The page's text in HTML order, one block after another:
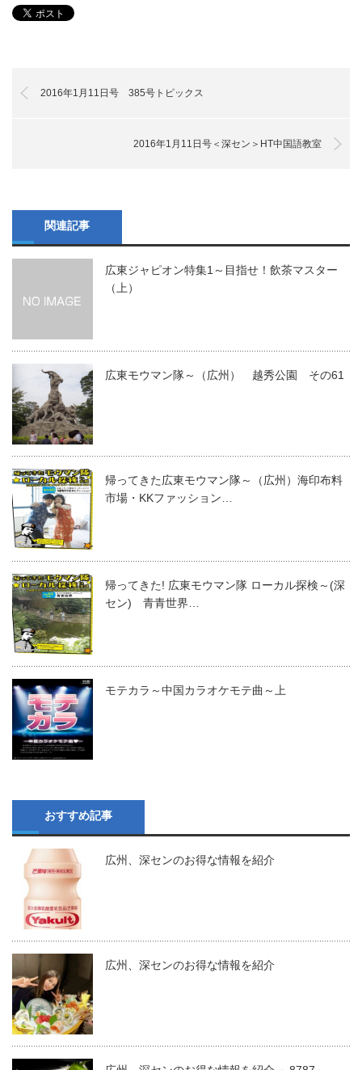
2016年1月11日号 385号トピックス
2016年1月11日号＜深セン＞HT中国語教室
関連記事
広東ジャピオン特集1～目指せ！飲茶マスター
（上）
広東モウマン隊～（広州） 越秀公園 その61
帰ってきた広東モウマン隊～（広州）海印布料
市場・KKファッション…
帰ってきた! 広東モウマン隊 ローカル探検～(深
セン) 青青世界…
モテカラ～中国カラオケモテ曲～上
おすすめ記事
広州、深センのお得な情報を紹介
広州、深センのお得な情報を紹介